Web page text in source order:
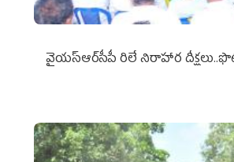
వైయ‌స్ఆర్‌సీపీ రిలే నిరాహార